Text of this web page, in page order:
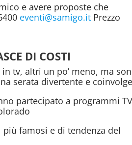
e avere proposte che
eventi@samigo.it Prezzo
DI COSTI
tv, altri un po’ meno, ma
serata divertente e
partecipato a programmi
famosi e di tendenza del